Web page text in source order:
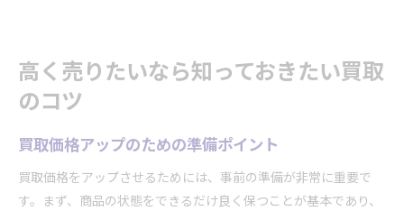
高く売りたいなら知っておきたい買取
のコツ
買取価格アップのための準備ポイント
買取価格をアップさせるためには、事前の準備が非常に重要で
す。まず、商品の状態をできるだけ良く保つことが基本であり、